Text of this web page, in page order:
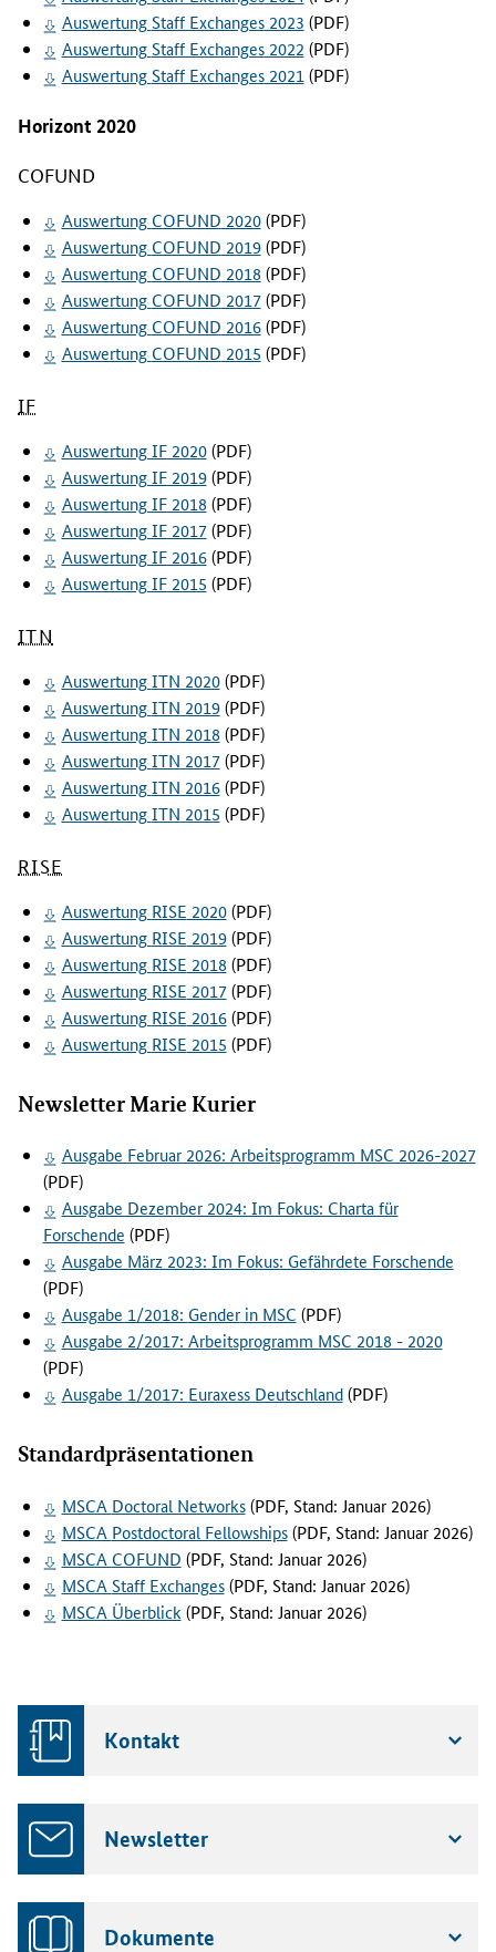
s
e
e
t
e
AuswertungStaff Exchanges2023 (PDF)
AuswertungStaff Exchanges2022 (PDF)
AuswertungStaff Exchanges2021(PDF)
Horizont 2020
COFUND
Auswertung COFUND 2020(PDF)
Auswertung COFUND 2019(PDF)
Auswertung COFUND 2018 (PDF)
Auswertung COFUND 2017(PDF)
Auswertung COFUND 2016(PDF)
Auswertung COFUND 2015 (PDF)
IF
Auswertung IF 2020(PDF)
Auswertung IF 2019(PDF)
Auswertung IF 2018 (PDF)
Auswertung IF 2017(PDF)
Auswertung IF 2016(PDF)
Auswertung IF 2015 (PDF)
ITN
AuswertungITN 2020(PDF)
AuswertungITN 2019(PDF)
AuswertungITN 2018 (PDF)
AuswertungITN 2017(PDF)
AuswertungITN 2016(PDF)
AuswertungITN 2015 (PDF)
RISE
Auswertung RISE 2020(PDF)
Auswertung RISE 2019(PDF)
Auswertung RISE 2018 (PDF)
Auswertung RISE 2017(PDF)
Auswertung RISE 2016(PDF)
Auswertung RISE 2015 (PDF)
Newsletter Marie Kurier
Ausgabe Februar 2026: Arbeitsprogramm MSC 2026-2027
(PDF)
Ausgabe Dezember 2024: Im Fokus: Charta für
Forschende (PDF)
Ausgabe März 2023: Im Fokus: Gefährdete Forschende
(PDF)
Ausgabe 1/2018: Genderin MSC (PDF)
Ausgabe 2/2017: Arbeitsprogramm MSC 2018 - 2020
(PDF)
Ausgabe 1/2017: EuraxessDeutschland(PDF)
Standardpräsentationen
MSCA Doctoral Networks(PDF, Stand: Januar 2026)
MSCA Postdoctoral Fellowships(PDF, Stand: Januar 2026)
MSCA COFUND (PDF, Stand: Januar 2026)
MSCA Staff Exchanges(PDF, Stand: Januar 2026)
MSCA Überblick (PDF, Stand: Januar 2026)
Kontakt
Newsletter
Dokumente